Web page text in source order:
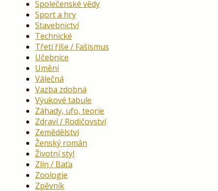
Společenské vědy
Sport a hry
Stavebnictví
Technické
Třetí říše / Fašismus
Učebnice
Umění
Válečná
Vazba zdobná
Výukové tabule
Záhady, ufo, teorie
Zdraví / Rodičovství
Zemědělství
Ženský román
Životní styl
Zlín / Baťa
Zoologie
Zpěvník